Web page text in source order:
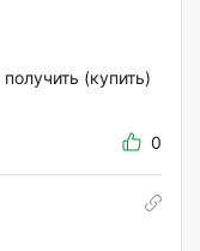
(купить)
0